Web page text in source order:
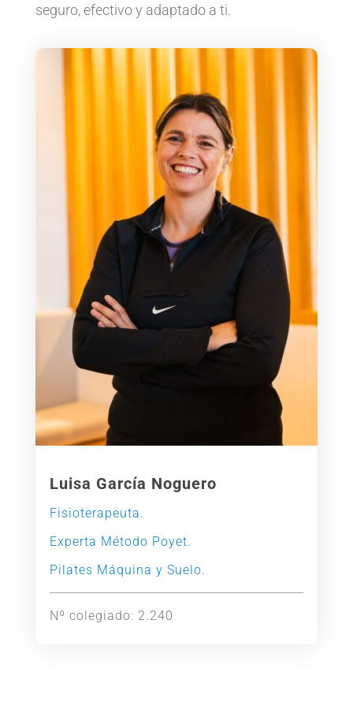
seguro, efectivo y adaptado a ti.
Luisa García Noguero
Fisioterapeuta.
Experta Método Poyet.
Pilates Máquina y Suelo.
Nº colegiado: 2.240